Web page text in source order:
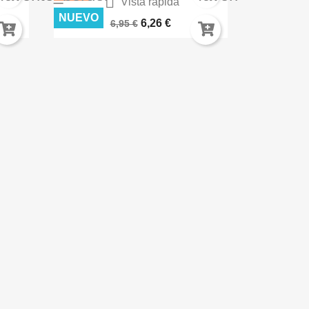
TEXTURA DE MUSGO 100ML AK8038
6,95 € 6,26 €
NUEVO